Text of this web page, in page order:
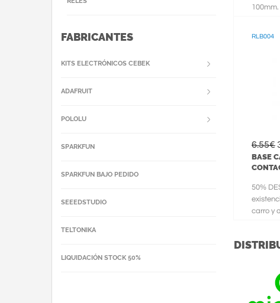
RLB004
6.55€
BASE
50%
carro y
FABRICANTES
KITS ELECTRÓNICOS CEBEK
ADAFRUIT
POLOLU
SPARKFUN
SPARKFUN BAJO PEDIDO
SEEEDSTUDIO
TELTONIKA
LIQUIDACIÓN STOCK 50%